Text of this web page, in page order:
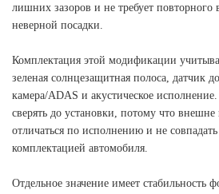
лишних зазоров и не требует повторного
неверной посадки.
Комплектация этой модификации
зеленая солнцезащитная полоса, датчик
камера/ADAS и акустическое
сверять до установки, потому что
отличаться по исполнению и не
комплектацией автомобиля.
Отдельное значение имеет стабильность